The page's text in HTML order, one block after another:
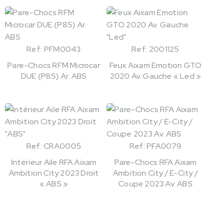
Ref: PFM0043
Pare-Chocs RFM Microcar
DUE (P85) Ar. ABS
Ref: 2001125
Feux Aixam Emotion GTO
2020 Av. Gauche « Led »
Ref: CRA0005
Intérieur Aile RFA Aixam
Ambition City 2023 Droit
« ABS »
Ref: PFA0079
Pare-Chocs RFA Aixam
Ambition City / E-City /
Coupe 2023 Av. ABS